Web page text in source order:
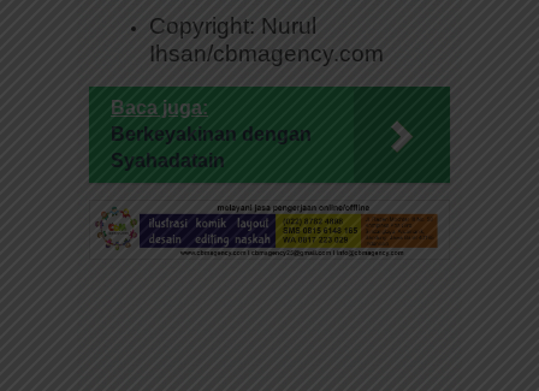
Copyright: Nurul
Ihsan/cbmagency.com
Baca juga:
Berkeyakinan dengan
Syahadatain